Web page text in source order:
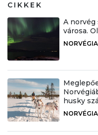
CIKKEK
A norvég
városa.
NORVÉGIA
husky
NORVÉGIA